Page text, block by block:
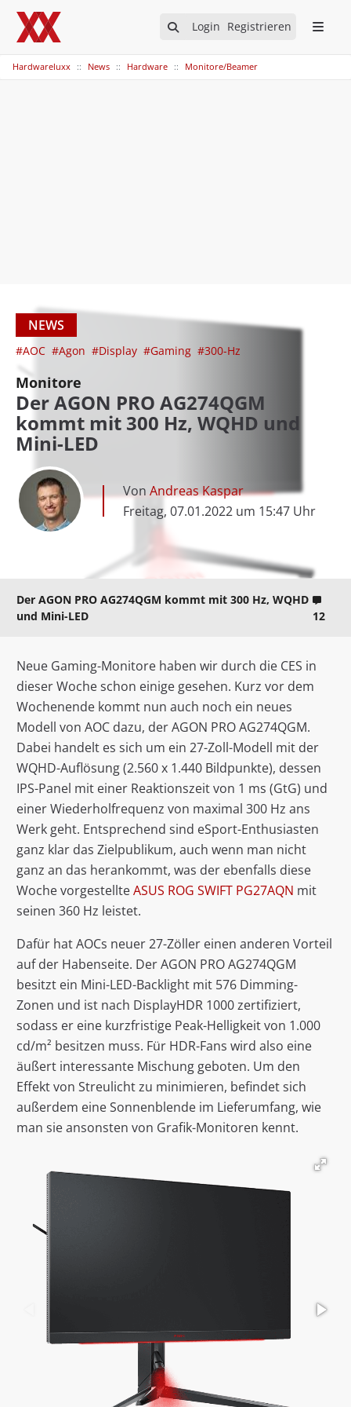
Login Registrieren
Hardwareluxx News Hardware Monitore/Beamer
NEWS
#AOC #Agon #Display #Gaming #300-Hz
Monitore
Der AGON PRO AG274QGM
kommt mit 300 Hz, WQHD und
Mini-LED
Von Andreas Kaspar
Freitag, 07.01.2022 um 15:47 Uhr
Der AGON PRO AG274QGM kommt mit 300 Hz, WQHD
und Mini-LED
12
Neue Gaming-Monitore haben wir durch die CES in
dieser Woche schon einige gesehen. Kurz vor dem
Wochenende kommt nun auch noch ein neues
Modell von AOC dazu, der AGON PRO AG274QGM.
Dabei handelt es sich um ein 27-Zoll-Modell mit der
WQHD-Auflösung (2.560 x 1.440 Bildpunkte), dessen
IPS-Panel mit einer Reaktionszeit von 1 ms (GtG) und
einer Wiederholfrequenz von maximal 300 Hz ans
Werk geht. Entsprechend sind eSport-Enthusiasten
ganz klar das Zielpublikum, auch wenn man nicht
ganz an das herankommt, was der ebenfalls diese
Woche vorgestellteASUS ROG SWIFT PG27AQN mit
seinen 360 Hz leistet.
Dafür hat AOCs neuer 27-Zöller einen anderen Vorteil
auf der Habenseite. Der AGON PRO AG274QGM
besitzt ein Mini-LED-Backlight mit 576 Dimming-
Zonen und ist nach DisplayHDR 1000 zertifiziert,
sodass er eine kurzfristige Peak-Helligkeit von 1.000
cd/m² besitzen muss. Für HDR-Fans wird also eine
äußert interessante Mischung geboten. Um den
Effekt von Streulicht zu minimieren, befindet sich
außerdem eine Sonnenblende im Lieferumfang, wie
man sie ansonsten von Grafik-Monitoren kennt.